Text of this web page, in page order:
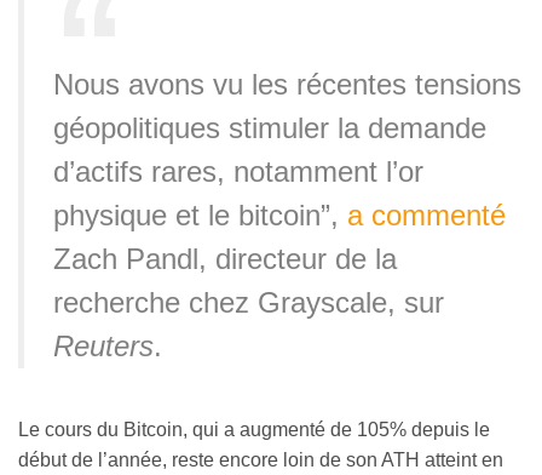
Nous avons vu les récentes tensions
géopolitiques stimuler la demande
d’actifs rares, notamment l’or
physique et le bitcoin”, a commenté
Zach Pandl, directeur de la
recherche chez Grayscale, sur
Reuters.
Le cours du Bitcoin, qui a augmenté de 105% depuis le
début de l’année, reste encore loin de son ATH atteint en